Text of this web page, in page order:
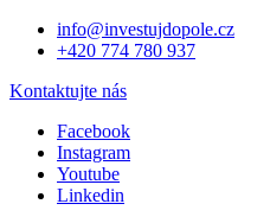
info@investujdopole.cz
+420 774 780 937
Kontaktujte nás
Facebook
Instagram
Youtube
Linkedin